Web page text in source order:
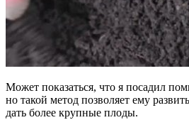
Может показаться, что я посадил
но такой метод позволяет ему
дать более крупные плоды.